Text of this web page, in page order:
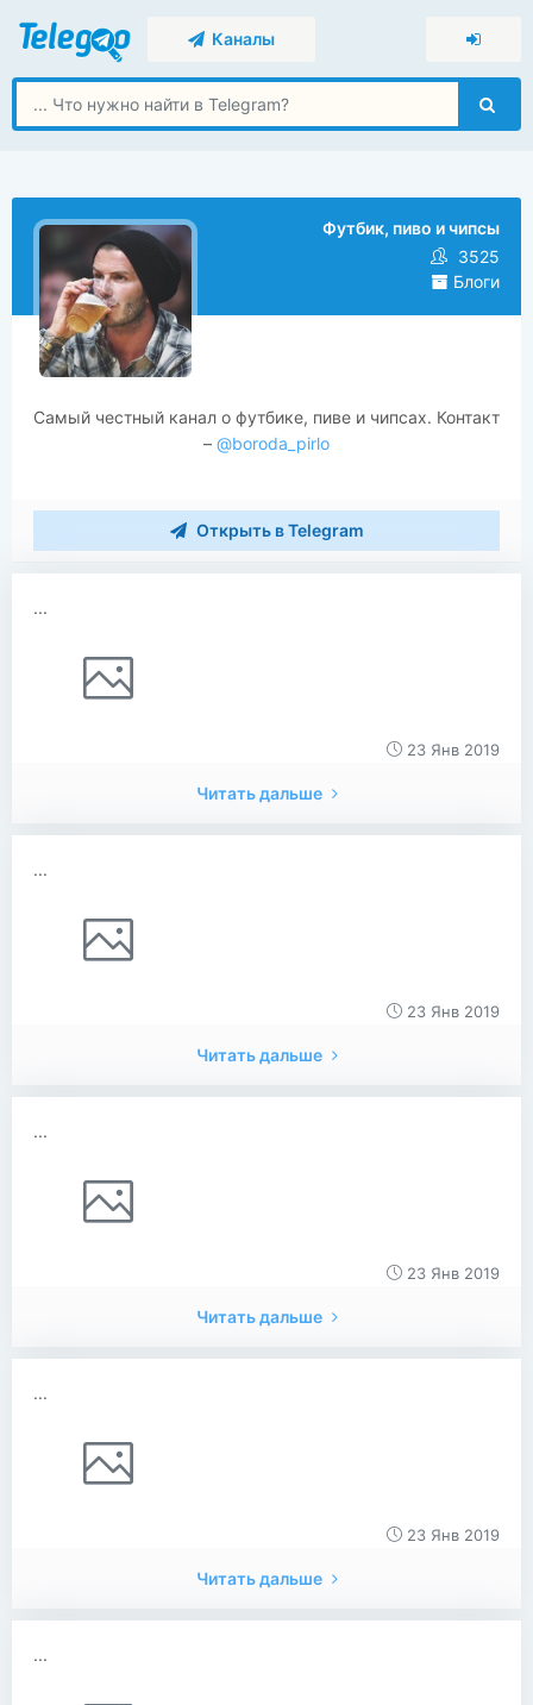
Каналы
Футбик, пиво и чипсы
3525
Блоги
Самый честный канал о футбике, пиве и чипсах. Контакт
– @boroda_pirlo
Открыть в Telegram
...
23 Янв 2019
Читать дальше
...
23 Янв 2019
Читать дальше
...
23 Янв 2019
Читать дальше
...
23 Янв 2019
Читать дальше
...